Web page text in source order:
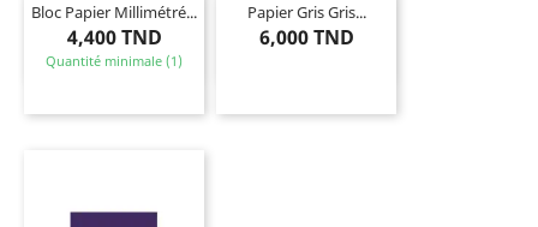
Bloc Papier Millimétré...
4,400 TND
Quantité minimale (1)
Papier Gris Gris...
6,000 TND